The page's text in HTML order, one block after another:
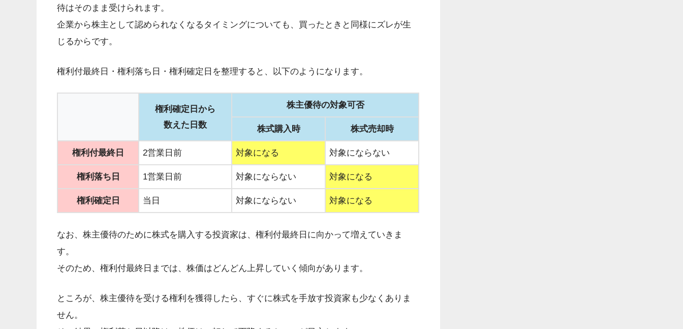
待はそのまま受けられます。
企業から株主として認められなくなるタイミングについても、買ったときと同様にズレが生
じるからです。
権利付最終日・権利落ち日・権利確定日を整理すると、以下のようになります。
権利確定日から
数えた日数
株主優待の対象可否
株式購入時 株式売却時
権利付最終日 2営業日前 対象になる 対象にならない
権利落ち日 1営業日前 対象にならない 対象になる
権利確定日 当日 対象にならない 対象になる
なお、株主優待のために株式を購入する投資家は、権利付最終日に向かって増えていきま
す。
そのため、権利付最終日までは、株価はどんどん上昇していく傾向があります。
ところが、株主優待を受ける権利を獲得したら、すぐに株式を手放す投資家も少なくありま
せん。